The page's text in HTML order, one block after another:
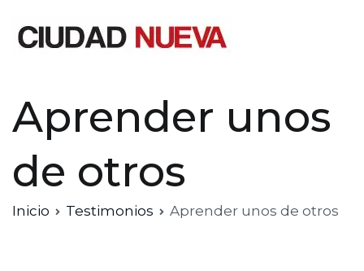
Aprender unos
de otros
Inicio Testimonios Aprender unos de otros